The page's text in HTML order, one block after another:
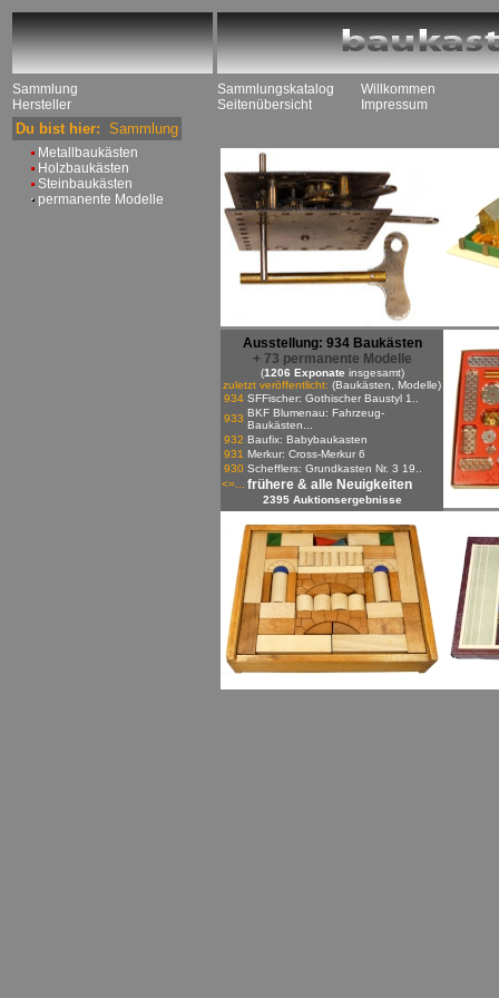
Sammlung
Hersteller
Sammlungskatalog
Seitenübersicht
Willkommen
Impressum
Du bist hier: Sammlung
Metallbaukästen
Holzbaukästen
Steinbaukästen
permanente Modelle
Ausstellung: 934 Baukästen
+ 73 permanente Modelle
(1206 Exponate insgesamt)
zuletzt veröffentlicht: (Baukästen, Modelle)
934 SFFischer: Gothischer Baustyl 1..
933 BKF Blumenau: Fahrzeug-
Baukästen...
932 Baufix: Babybaukasten
931 Merkur: Cross-Merkur 6
930 Schefflers: Grundkasten Nr. 3 19..
<=...
frühere & alle Neuigkeiten
2395 Auktionsergebnisse